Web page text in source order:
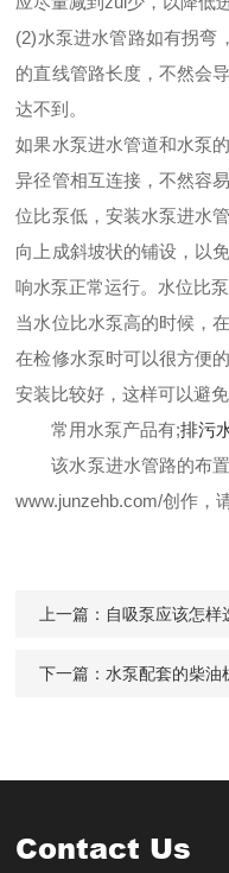
(2)水泵进水管路如有拐弯
的直线管路长度，不然会
达不到。
如果水泵进水管道和水泵
异径管相互连接，不然容
位比泵低，安装水泵进水
向上成斜坡状的铺设，以
响水泵正常运行。水位比
当水位比水泵高的时候，
在检修水泵时可以很方便
安装比较好，这样可以避
常用水泵产品有;排污
该水泵进水管路的布
www.junzehb.com/创作，
上一篇： 自吸泵应该怎样
下一篇：水泵配套的柴油
Contact Us